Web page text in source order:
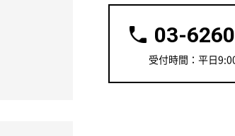
03-
受付時間：平日